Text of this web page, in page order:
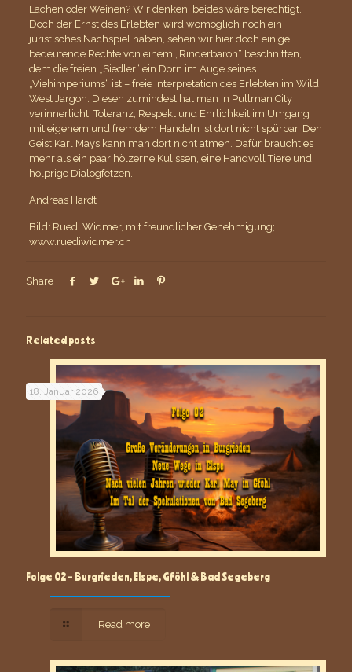
Lachen oder Weinen? Wir denken, beides wäre berechtigt.
Doch der Ernst des Erlebten wird womöglich noch ein
juristisches Nachspiel haben, sehen wir hier doch einige
bedeutende Rechte von einem „Rinderbaron“ beschnitten,
dem die freien „Siedler“ ein Dorn im Auge seines
„Viehimperiums“ ist – freie Interpretation des Erlebten im Wild
West Jargon. Diesen zumindest hat man in Pullman City
verinnerlicht. Toleranz, Respekt und Ehrlichkeit im Umgang
mit eigenem und fremdem Handeln ist dort nicht spürbar. Den
Geist Karl Mays kann man dort nicht atmen. Dafür braucht es
mehr als ein paar hölzerne Kulissen, eine Handvoll Tiere und
holprige Dialogfetzen.
Andreas Hardt
Bild: Ruedi Widmer, mit freundlicher Genehmigung;
www.ruediwidmer.ch
Share
Related posts
18. Januar 2026
Folge 02 – Burgrieden, Elspe, Gföhl & Bad Segeberg
Read more